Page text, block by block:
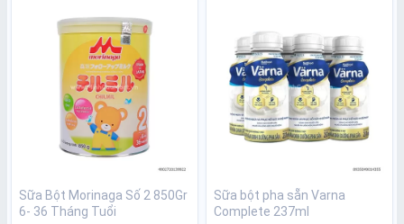
Sữa Bột Morinaga Số 2 850Gr
6- 36 Tháng Tuổi
Sữa bột pha sẵn Varna
Complete 237ml